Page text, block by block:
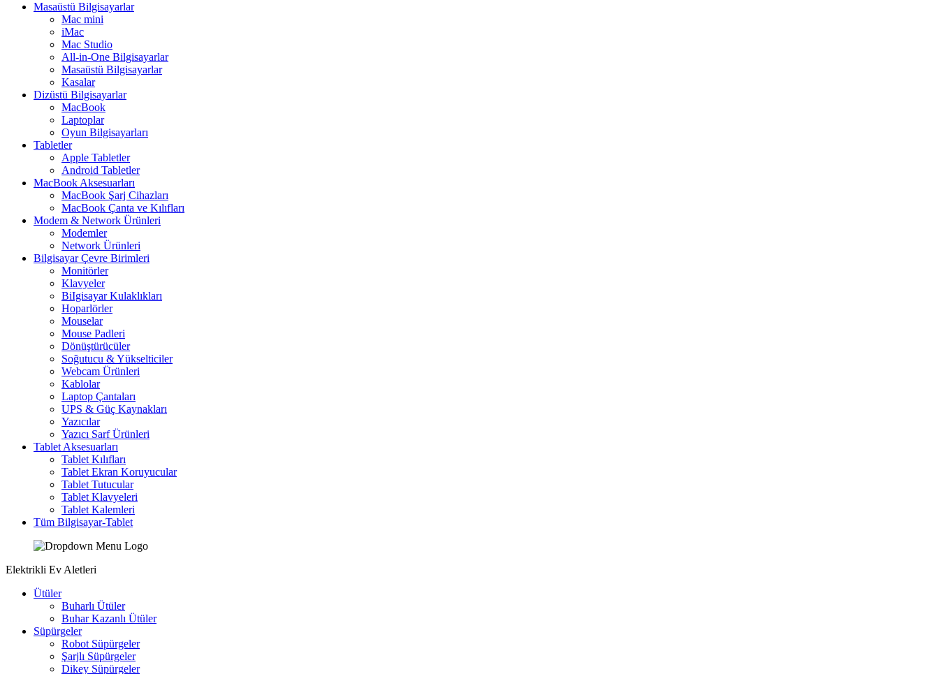
Masaüstü Bilgisayarlar
Mac mini
iMac
Mac Studio
All-in-One Bilgisayarlar
Masaüstü Bilgisayarlar
Kasalar
Dizüstü Bilgisayarlar
MacBook
Laptoplar
Oyun Bilgisayarları
Tabletler
Apple Tabletler
Android Tabletler
MacBook Aksesuarları
MacBook Şarj Cihazları
MacBook Çanta ve Kılıfları
Modem & Network Ürünleri
Modemler
Network Ürünleri
Bilgisayar Çevre Birimleri
Monitörler
Klavyeler
BiIgisayar Kulaklıkları
Hoparlörler
Mouselar
Mouse Padleri
Dönüştürücüler
Soğutucu & Yükselticiler
Webcam Ürünleri
Kablolar
Laptop Çantaları
UPS & Güç Kaynakları
Yazıcılar
Yazıcı Sarf Ürünleri
Tablet Aksesuarları
Tablet Kılıfları
Tablet Ekran Koruyucular
Tablet Tutucular
Tablet Klavyeleri
Tablet Kalemleri
Tüm Bilgisayar-Tablet
Elektrikli Ev Aletleri
Ütüler
Buharlı Ütüler
Buhar Kazanlı Ütüler
Süpürgeler
Robot Süpürgeler
Şarjlı Süpürgeler
Dikey Süpürgeler